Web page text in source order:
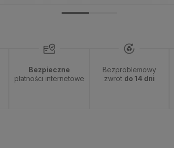
Bezpieczne
płatności internetowe
Bezproblemowy
zwrot do 14 dni